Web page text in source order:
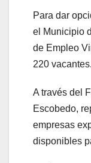
Para dar
el Municipio
de Empleo
220 vacantes.
A través del
Escobedo,
empresas
disponibles